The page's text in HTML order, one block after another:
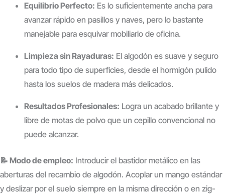
Equilibrio Perfecto: Es lo suficientemente ancha para
avanzar rápido en pasillos y naves, pero lo bastante
manejable para esquivar mobiliario de oficina.
Limpieza sin Rayaduras: El algodón es suave y seguro
para todo tipo de superficies, desde el hormigón pulido
hasta los suelos de madera más delicados.
Resultados Profesionales: Logra un acabado brillante y
libre de motas de polvo que un cepillo convencional no
puede alcanzar.
📝 Modo de empleo: Introducir el bastidor metálico en las
aberturas del recambio de algodón. Acoplar un mango estándar
y deslizar por el suelo siempre en la misma dirección o en zig-